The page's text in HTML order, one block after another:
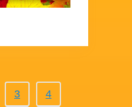
3 4